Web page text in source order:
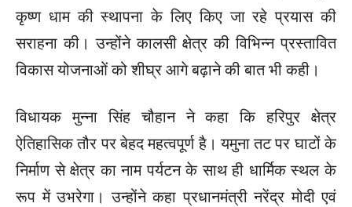
कृष्ण धाम की स्थापना के लिए किए जा रहे प्रयास की
सराहना की। उन्होंने कालसी क्षेत्र की विभिन्न प्रस्तावित
विकास योजनाओं को शीघ्र आगे बढ़ाने की बात भी कही।
विधायक मुन्ना सिंह चौहान ने कहा कि हरिपुर क्षेत्र
ऐतिहासिक तौर पर बेहद महत्वपूर्ण है। यमुना तट पर घाटों के
निर्माण से क्षेत्र का नाम पर्यटन के साथ ही धार्मिक स्थल के
रूप में उभरेगा। उन्होंने कहा प्रधानमंत्री नरेंद्र मोदी एवं